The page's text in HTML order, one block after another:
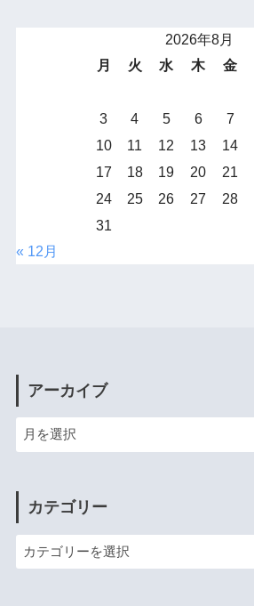
2026年8月
月
火 水 木 金
3
4 5 6 7
10
11 12 13 14
17
18 19 20 21
24
25 26 27 28
31
« 12月
アーカイブ
カテゴリー